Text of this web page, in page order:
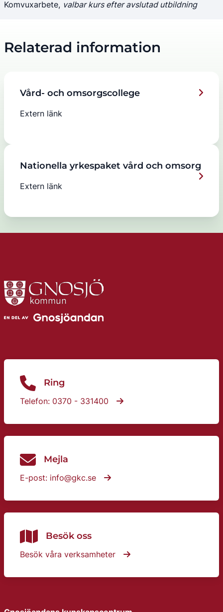
Komvuxarbete, valbar kurs efter avslutad utbildning
Relaterad information
Vård- och omsorgscollege
Extern länk
Nationella yrkespaket vård och omsorg
Extern länk
Ring
Telefon: 0370 - 331400
Mejla
E-post: info@gkc.se
Besök oss
Besök våra verksamheter